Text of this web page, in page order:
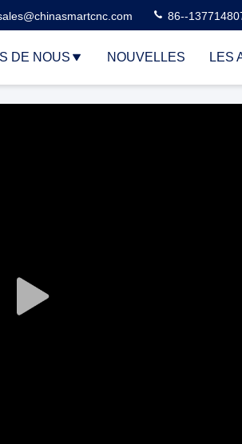
86--
DE NOUS NOUVELLES LES
Play